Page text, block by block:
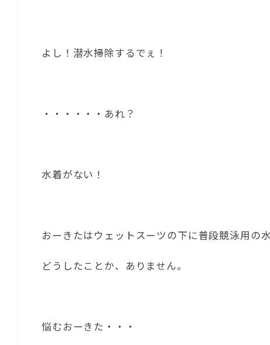
よし！潜水掃除するでぇ！
・・・・・・あれ？
水着がない！
おーきたはウェットスーツの下に普段競泳用の
どうしたことか、ありません。
悩むおーきた・・・